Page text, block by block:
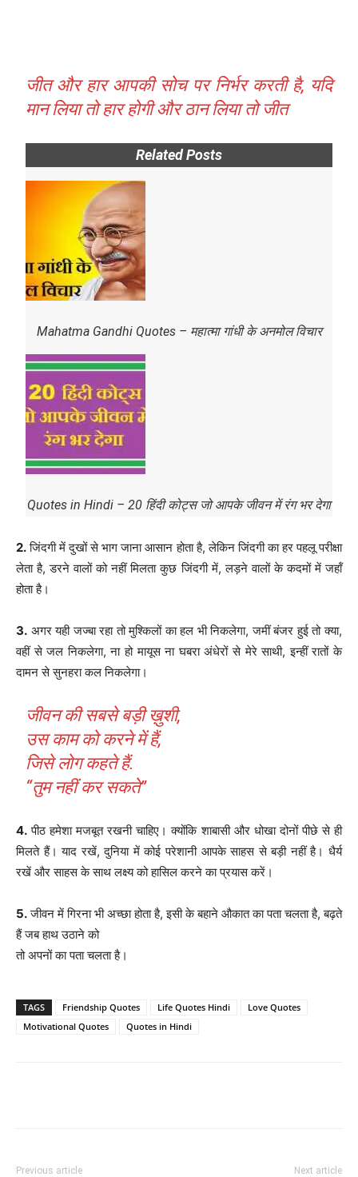
जीत और हार आपकी सोच पर निर्भर करती है, यदि
मान लिया तो हार होगी और ठान लिया तो जीत
Related Posts
Mahatma Gandhi Quotes – महात्मा गांधी के अनमोल विचार
Quotes in Hindi – 20 हिंदी कोट्स जो आपके जीवन में रंग भर देगा
2.जिंदगी में दुखों से भाग जाना आसान होता है, लेकिन जिंदगी का हर पहलू परीक्षा
लेता है, डरने वालों को नहीं मिलता कुछ जिंदगी में, लड़ने वालों के कदमों में जहॉं
होता है।
3. अगर यही जज्बा रहा तो मुश्किलों का हल भी निकलेगा, जमीं बंजर हुई तो क्या,
वहीं से जल निकलेगा, ना हो मायूस ना घबरा अंधेरों से मेरे साथी, इन्हीं रातों के
दामन से सुनहरा कल निकलेगा।
जीवन की सबसे बड़ी ख़ुशी,
उस काम को करने में हैं,
जिसे लोग कहते हैं.
“तुम नहीं कर सकते”
4. पीठ हमेशा मजबूत रखनी चाहिए। क्योंकि शाबासी और धोखा दोनों पीछे से ही
मिलते हैं। याद रखें, दुनिया में कोई परेशानी आपके साहस से बड़ी नहीं है। धैर्य
रखें और साहस के साथ लक्ष्य को हासिल करने का प्रयास करें।
5.जीवन में गिरना भी अच्छा होता है, इसी के बहाने औकात का पता चलता है, बढ़ते
हैं जब हाथ उठाने को
तो अपनों का पता चलता है।
TAGS Friendship Quotes Life Quotes Hindi
Love Quotes
Motivational Quotes
Quotes in Hindi
Previous article Next article